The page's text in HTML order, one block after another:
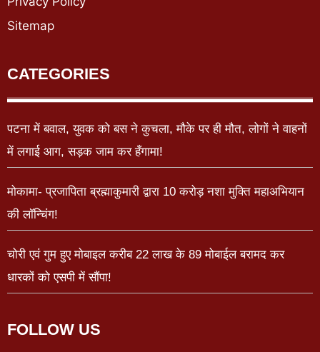
Sitemap
CATEGORIES
पटना में बवाल, युवक को बस ने कुचला, मौके पर ही मौत, लोगों ने वाहनों
में लगाई आग, सड़क जाम कर हँगामा!
मोकामा- प्रजापिता ब्रह्माकुमारी द्वारा 10 करोड़ नशा मुक्ति महाअभियान
की लॉन्चिंग!
चोरी एवं गुम हुए मोबाइल करीब 22 लाख के 89 मोबाईल बरामद कर
धारकों को एसपी में सौंपा!
FOLLOW US